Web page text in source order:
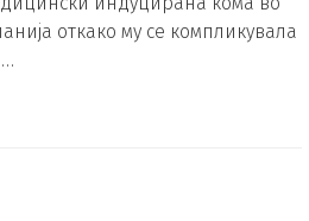
откако му се компликувала